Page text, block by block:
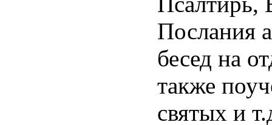
Послания
бесед на
также
святых и